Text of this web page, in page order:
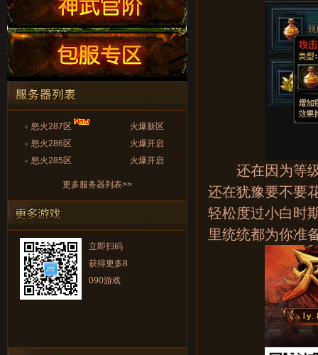
火爆新区
怒火287区
火爆开启
怒火286区
火爆开启
怒火285区
更多服务器列表>>
立即扫码
获得更多8
090游戏
还在因为等级
还在犹豫要不要
轻松度过小白时
里统统都为你准